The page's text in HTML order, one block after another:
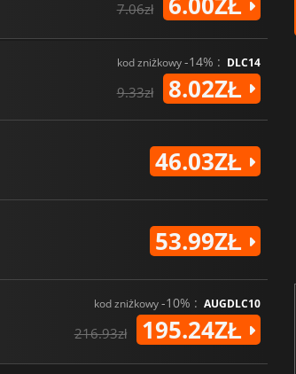
7.06zł
kod zniżkowy-14% : DLC14
9.33zł 8.02ZŁ
46.03ZŁ
53.99ZŁ
kod zniżkowy-10% : AUGDLC10
216.93zł 195.24ZŁ